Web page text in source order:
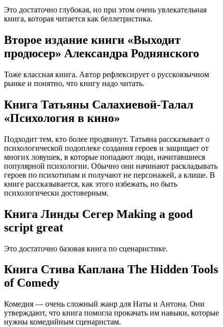
Это достаточно глубокая, но при этом очень увлекательная
книга, которая читается как беллетристика.
Второе издание книги «Выходит
продюсер» Александра Роднянского
Тоже классная книга. Автор рефлексирует о русскоязычном
рынке и понятно, что книгу надо читать.
Книга Татьяны Салахиевой-Талал
«Психология в кино»
Подходит тем, кто более продвинут. Татьяна рассказывает о
психологической подоплеке создания героев и защищает от
многих ловушек, в которые попадают люди, начитавшиеся
популярной психологии. Обычно они начинают раскладывать
героев по психотипам и получают не персонажей, а клише. В
книге рассказывается, как этого избежать, но быть
психологически достоверным.
Книга Линды Сегер Making a good
script great
Это достаточно базовая книга по сценаристике.
Книга Стива Каплана The Hidden Tools
of Comedy
Комедия — очень сложный жанр для Наты и Антона. Они
утверждают, что книга помогла прокачать им навыки, которые
нужны комедийным сценаристам.